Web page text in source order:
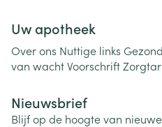
Uw apotheek
Over ons Nuttige links
van wachtVoorschrift
Nieuwsbrief
Blijf op de hoogte van